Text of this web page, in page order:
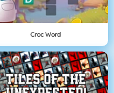
Croc Word